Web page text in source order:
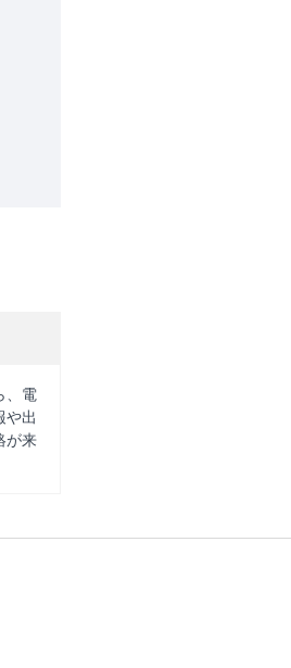
、電
や出
が来